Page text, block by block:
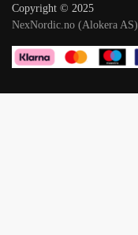
Copyright © 2025
NexNordic.no (Alokera AS)